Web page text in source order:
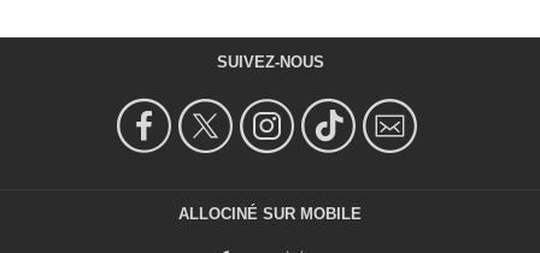
SUIVEZ-NOUS
ALLOCINÉ SUR MOBILE